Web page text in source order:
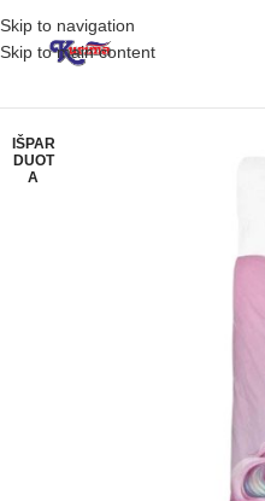
Skip to navigation
Skip to main content
IŠPAR
DUOT
A